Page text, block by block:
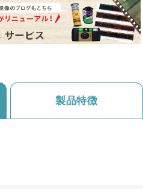
製品特徴